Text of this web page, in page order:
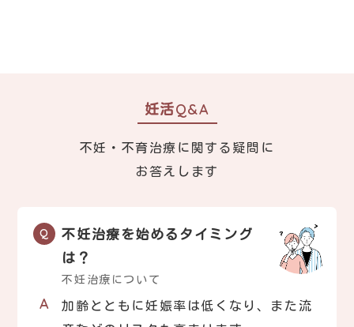
妊活Q&A
不妊・不育治療に関する疑問に
お答えします
不妊治療を始めるタイミング
は？
不妊治療について
加齢とともに妊娠率は低くなり、また流